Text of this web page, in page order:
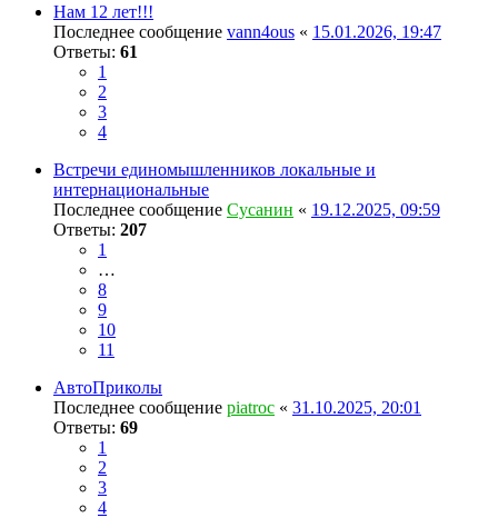
Нам 12 лет!!!
Последнее сообщение vann4ous « 15.01.2026, 19:47
Ответы: 61
1
2
3
4
Встречи единомышленников локальные и
интернациональные
Последнее сообщение Сусанин « 19.12.2025, 09:59
Ответы: 207
1
…
8
9
10
11
АвтоПриколы
Последнее сообщение piatroc « 31.10.2025, 20:01
Ответы: 69
1
2
3
4